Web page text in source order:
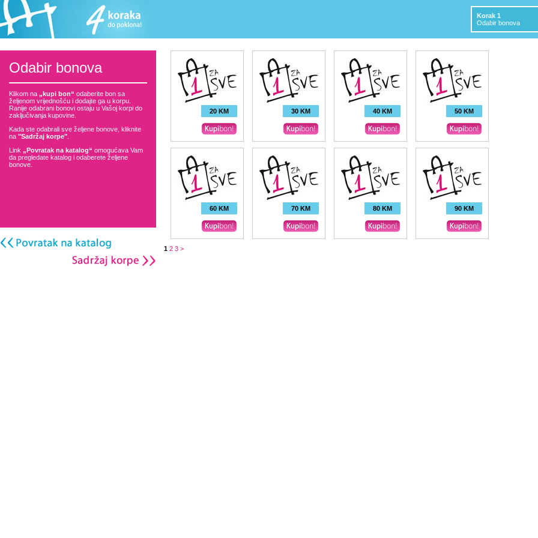
Korak 1
Odabir bonova
Odabir bonova
Klikom na „kupi bon“ odaberite bon sa
željenom vrijednošću i dodajte ga u korpu.
Ranije odabrani bonovi ostaju u Vašoj korpi do
zaključivanja kupovine.
Kada ste odabrali sve željene bonove, kliknite
na "Sadržaj korpe"
Link „Povratak na katalog“ omogućava Vam
da pregledate katalog i odaberete željene
bonove.
20 KM 30 KM 40 KM 50 KM
60 KM 70 KM 80 KM 90 KM
1 2 3 >